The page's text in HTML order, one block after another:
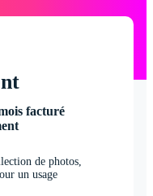
facturé
de photos,
un usage